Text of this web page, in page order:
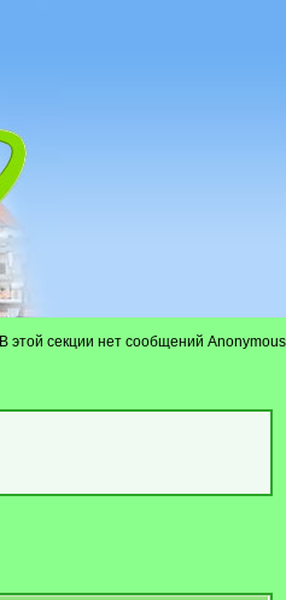
В этой секции нет сообщений Anonymous